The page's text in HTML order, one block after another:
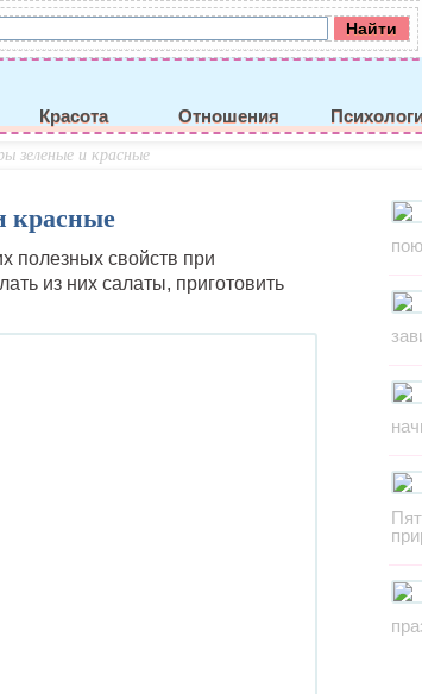
Красота Отношения
зеленые и красные
красные
полезных свойств при
из них салаты, приготовить